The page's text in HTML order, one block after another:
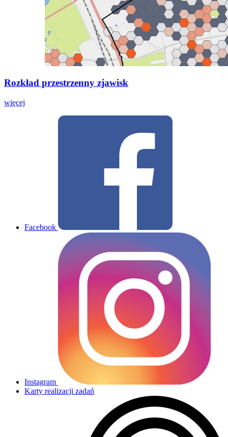
Rozkład przestrzenny zjawisk
więcej
Facebook
Instagram
Karty realizacji zadań